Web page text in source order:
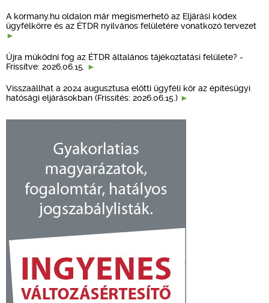
A kormany.hu oldalon már megismerhető az Eljárási kódex
ügyfélkörre és az ÉTDR nyilvános felületére vonatkozó tervezet
Újra működni fog az ÉTDR általános tájékoztatási felülete? -
Frissítve: 2026.06.15.
Visszaállhat a 2024 augusztusa előtti ügyféli kör az építésügyi
hatósági eljárásokban (Frissítés: 2026.06.15.)